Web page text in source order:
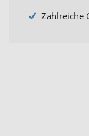
Zahlreiche